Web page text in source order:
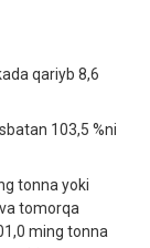
qariyb 8,6
103,5 %ni
tonna yoki
tomorqa
ming tonna